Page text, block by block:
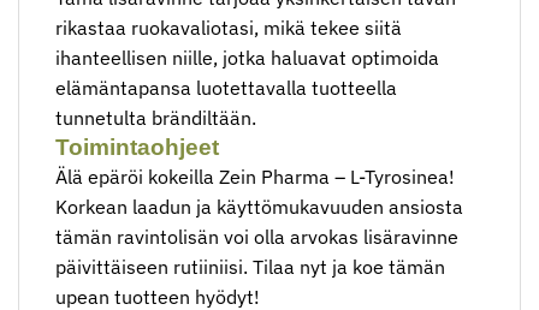
rikastaa ruokavaliotasi, mikä tekee siitä
ihanteellisen niille, jotka haluavat optimoida
elämäntapansa luotettavalla tuotteella
tunnetulta brändiltään.
Toimintaohjeet
Älä epäröi kokeilla Zein Pharma – L-Tyrosinea!
Korkean laadun ja käyttömukavuuden ansiosta
tämän ravintolisän voi olla arvokas lisäravinne
päivittäiseen rutiiniisi. Tilaa nyt ja koe tämän
upean tuotteen hyödyt!